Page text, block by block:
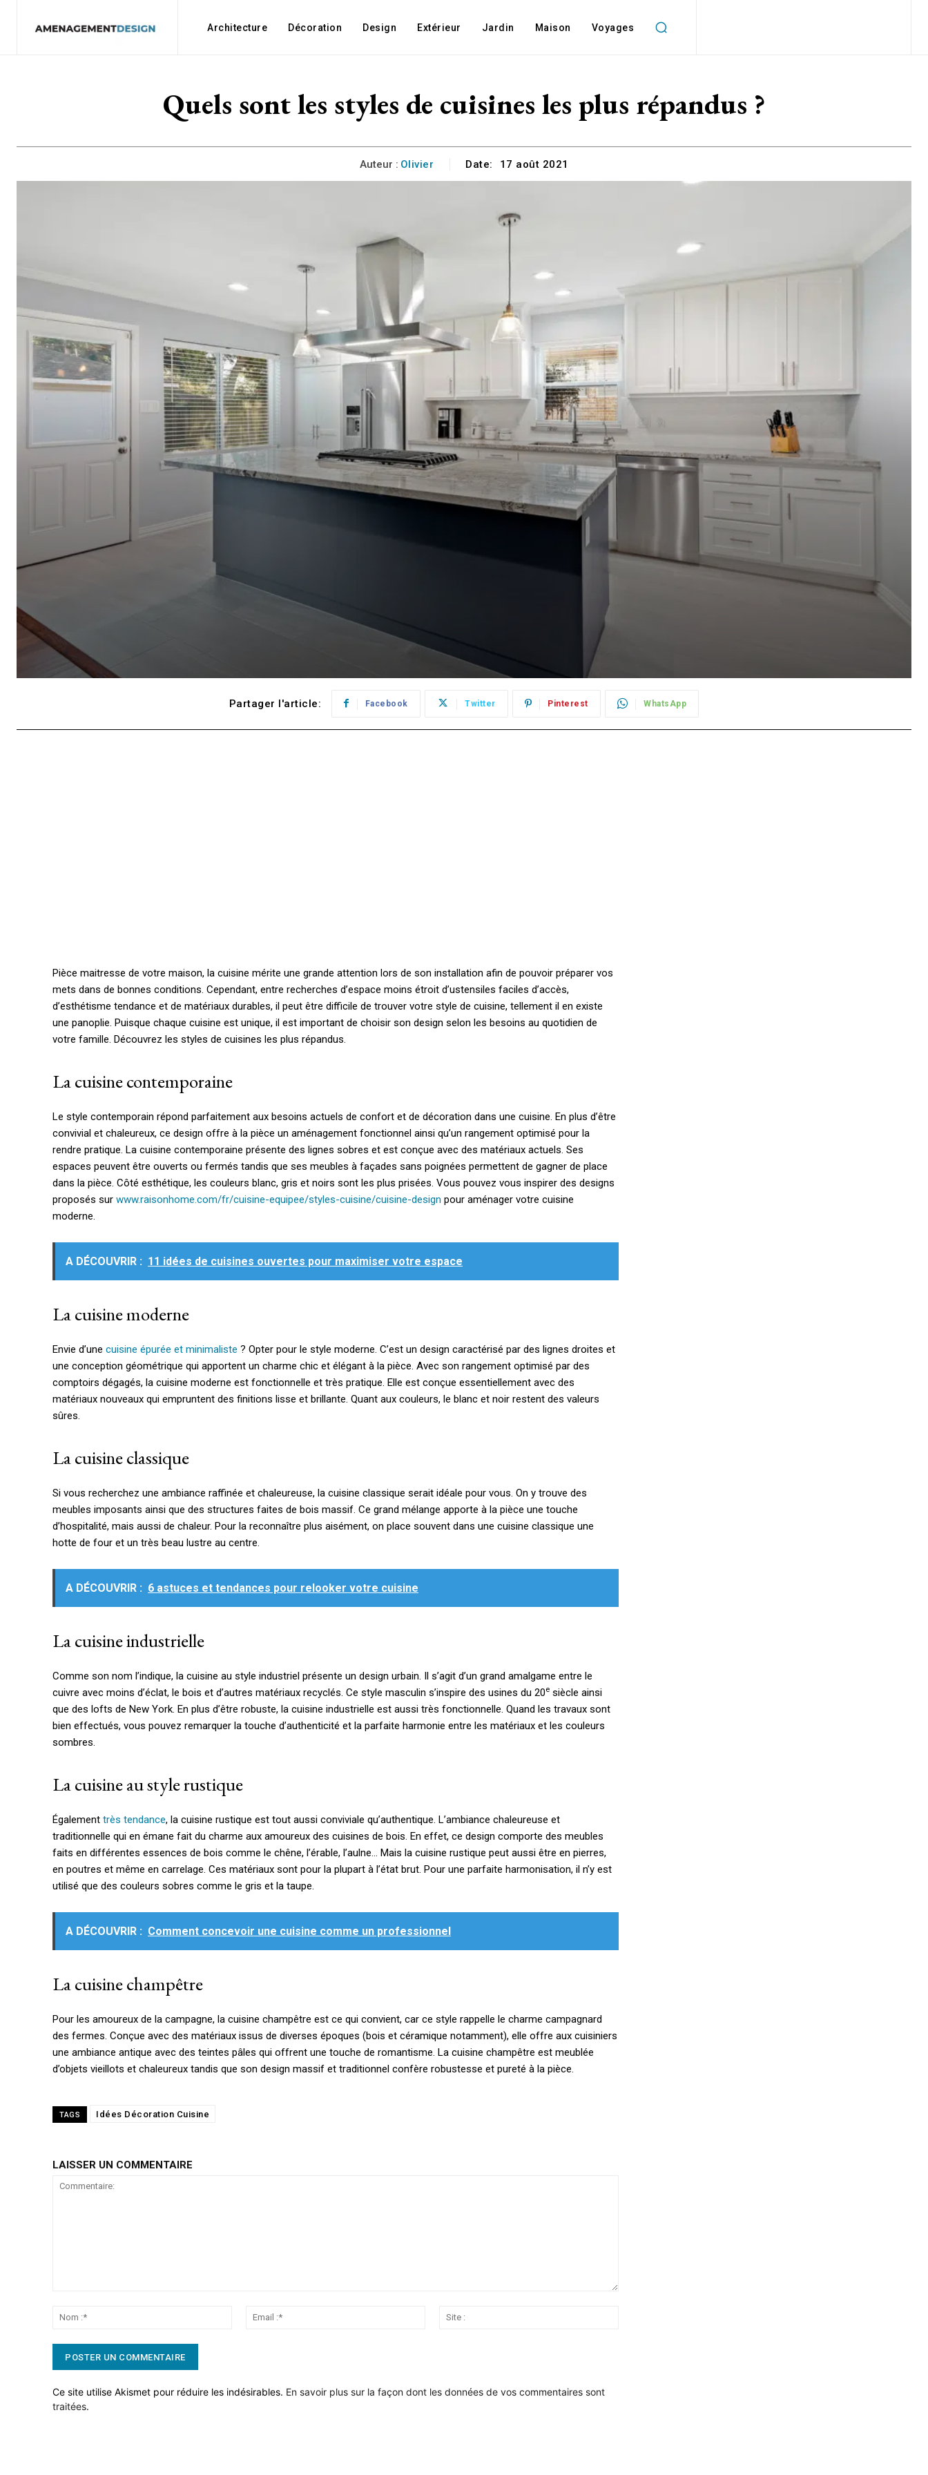
Architecture Décoration Design Extérieur Jardin Maison Voyages
Quels sont les styles de cuisines les plus répandus ?
Auteur : Olivier Date: 17 août 2021
Partager l'article: Facebook Twitter Pinterest WhatsApp
Pièce maitresse de votre maison, la cuisine mérite une grande attention lors de son installation afin de pouvoir préparer vos
mets dans de bonnes conditions. Cependant, entre recherches d’espace moins étroit d’ustensiles faciles d’accès,
d’esthétisme tendance et de matériaux durables, il peut être difficile de trouver votre style de cuisine, tellement il en existe
une panoplie. Puisque chaque cuisine est unique, il est important de choisir son design selon les besoins au quotidien de
votre famille. Découvrez les styles de cuisines les plus répandus.
La cuisine contemporaine
Le style contemporain répond parfaitement aux besoins actuels de confort et de décoration dans une cuisine. En plus d’être
convivial et chaleureux, ce design offre à la pièce un aménagement fonctionnel ainsi qu’un rangement optimisé pour la
rendre pratique. La cuisine contemporaine présente des lignes sobres et est conçue avec des matériaux actuels. Ses
espaces peuvent être ouverts ou fermés tandis que ses meubles à façades sans poignées permettent de gagner de place
dans la pièce. Côté esthétique, les couleurs blanc, gris et noirs sont les plus prisées. Vous pouvez vous inspirer des designs
proposés sur www.raisonhome.com/fr/cuisine-equipee/styles-cuisine/cuisine-design pour aménager votre cuisine
moderne.
A DÉCOUVRIR : 11 idées de cuisines ouvertes pour maximiser votre espace
La cuisine moderne
Envie d’une cuisine épurée et minimaliste ? Opter pour le style moderne. C’est un design caractérisé par des lignes droites et
une conception géométrique qui apportent un charme chic et élégant à la pièce. Avec son rangement optimisé par des
comptoirs dégagés, la cuisine moderne est fonctionnelle et très pratique. Elle est conçue essentiellement avec des
matériaux nouveaux qui empruntent des finitions lisse et brillante. Quant aux couleurs, le blanc et noir restent des valeurs
sûres.
La cuisine classique
Si vous recherchez une ambiance raffinée et chaleureuse, la cuisine classique serait idéale pour vous. On y trouve des
meubles imposants ainsi que des structures faites de bois massif. Ce grand mélange apporte à la pièce une touche
d’hospitalité, mais aussi de chaleur. Pour la reconnaître plus aisément, on place souvent dans une cuisine classique une
hotte de four et un très beau lustre au centre.
A DÉCOUVRIR : 6 astuces et tendances pour relooker votre cuisine
La cuisine industrielle
Comme son nom l’indique, la cuisine au style industriel présente un design urbain. Il s’agit d’un grand amalgame entre le
cuivre avec moins d’éclat, le bois et d’autres matériaux recyclés. Ce style masculin s’inspire des usines du 20e siècle ainsi
que des lofts de New York. En plus d’être robuste, la cuisine industrielle est aussi très fonctionnelle. Quand les travaux sont
bien effectués, vous pouvez remarquer la touche d’authenticité et la parfaite harmonie entre les matériaux et les couleurs
sombres.
La cuisine au style rustique
Également très tendance, la cuisine rustique est tout aussi conviviale qu’authentique. L’ambiance chaleureuse et
traditionnelle qui en émane fait du charme aux amoureux des cuisines de bois. En effet, ce design comporte des meubles
faits en différentes essences de bois comme le chêne, l’érable, l’aulne… Mais la cuisine rustique peut aussi être en pierres,
en poutres et même en carrelage. Ces matériaux sont pour la plupart à l’état brut. Pour une parfaite harmonisation, il n’y est
utilisé que des couleurs sobres comme le gris et la taupe.
A DÉCOUVRIR : Comment concevoir une cuisine comme un professionnel
La cuisine champêtre
Pour les amoureux de la campagne, la cuisine champêtre est ce qui convient, car ce style rappelle le charme campagnard
des fermes. Conçue avec des matériaux issus de diverses époques (bois et céramique notamment), elle offre aux cuisiniers
une ambiance antique avec des teintes pâles qui offrent une touche de romantisme. La cuisine champêtre est meublée
d’objets vieillots et chaleureux tandis que son design massif et traditionnel confère robustesse et pureté à la pièce.
TAGS Idées Décoration Cuisine
LAISSER UN COMMENTAIRE
Email
Ce site utilise Akismet pour réduire les indésirables. En savoir plus sur la façon dont les données de vos commentaires sont
traitées.